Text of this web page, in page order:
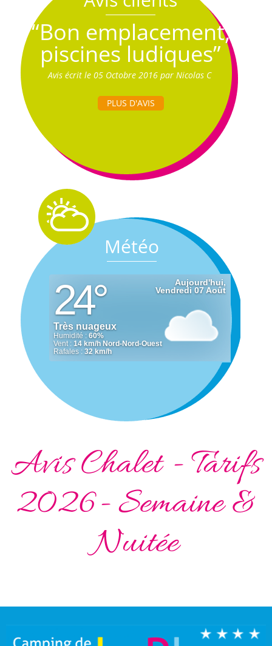
“Bon emplacement,
piscines ludiques”
Avis écrit le 05 Octobre 2016 par Nicolas C
PLUS D'AVIS
Météo
Avis Chalet - Tarifs
2026- Semaine &
Nuitée